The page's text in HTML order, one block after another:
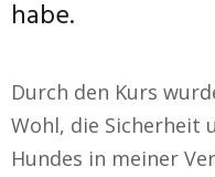
habe.
Durch den Kurs
Wohl, die Sicherheit
Hundes in meiner